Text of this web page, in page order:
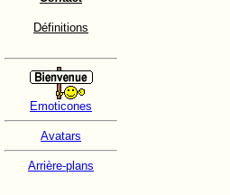
Définitions
Emoticones
Avatars
Arrière-plans